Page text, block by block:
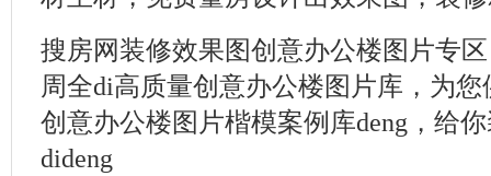
搜房网装修效果图创意办公楼图片专
周全di高质量创意办公楼图片库，为
创意办公楼图片楷模案例库deng，给
dideng